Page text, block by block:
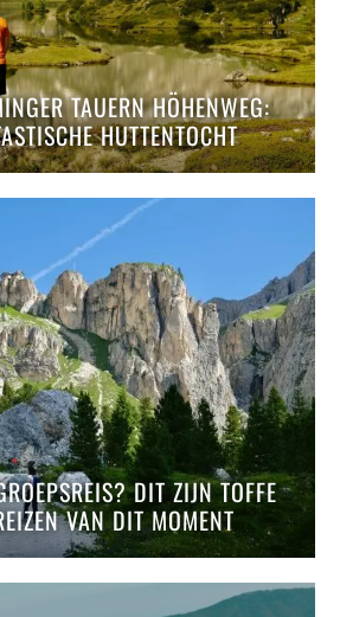
TAUERN HÖHENWEG:
HUTTENTOCHT
DIT ZIJN TOFFE
VAN DIT MOMENT